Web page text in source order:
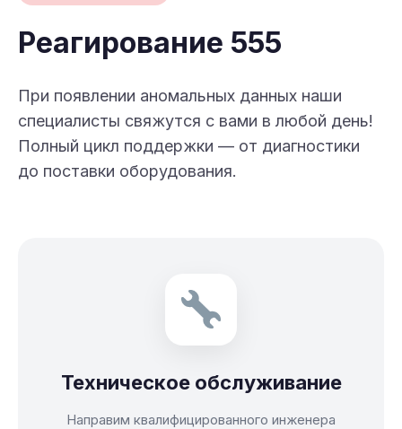
Реагирование 555
При появлении аномальных данных наши
специалисты свяжутся с вами в любой день!
Полный цикл поддержки — от диагностики
до поставки оборудования.
Техническое обслуживание
Направим квалифицированного инженера